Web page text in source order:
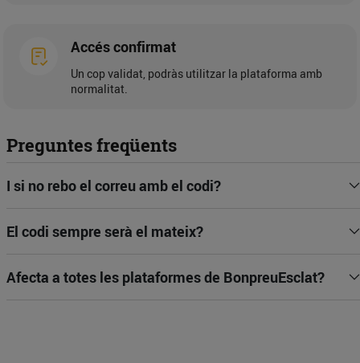
Accés confirmat
Un cop validat, podràs utilitzar la plataforma amb
normalitat.
Preguntes freqüents
I si no rebo el correu amb el codi?
El codi sempre serà el mateix?
Afecta a totes les plataformes de BonpreuEsclat?